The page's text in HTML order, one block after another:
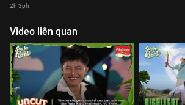
2h 3ph
Video liên quan